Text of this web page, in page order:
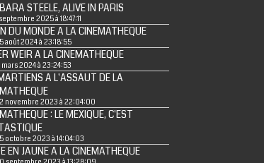
STEELE, ALIVE IN PARIS
2025 à 18:47:11
DU MONDE A LA CINEMATHEQUE
août 2024 à 23:18:55
WEIR A LA CINEMATHEQUE
2024 à 23:24:53
A L'ASSAUT DE LA
novembre 2023 à 22:04:00
: LE MEXIQUE, C'EST
octobre 2023 à 14:04:03
EN JAUNE A LA CINEMATHEQUE